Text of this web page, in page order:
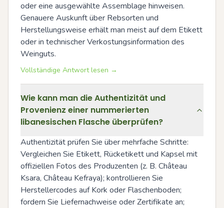
oder eine ausgewählte Assemblage hinweisen.
Genauere Auskunft über Rebsorten und
Herstellungsweise erhält man meist auf dem Etikett
oder in technischer Verkostungsinformation des
Weinguts.
Vollständige Antwort lesen →
Wie kann man die Authentizität und
Provenienz einer nummerierten
libanesischen Flasche überprüfen?
Authentizität prüfen Sie über mehrfache Schritte:
Vergleichen Sie Etikett, Rücketikett und Kapsel mit
offiziellen Fotos des Produzenten (z. B. Château
Ksara, Château Kefraya); kontrollieren Sie
Herstellercodes auf Kork oder Flaschenboden;
fordern Sie Liefernachweise oder Zertifikate an;